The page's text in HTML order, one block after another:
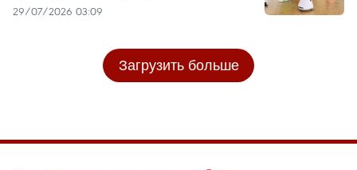
29/07/2026 03:09
Загрузить больше